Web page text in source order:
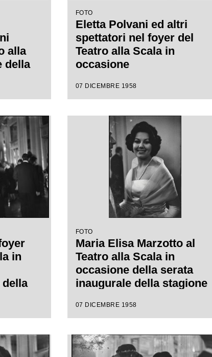
alla
della
la
FOTO
Eletta Polvani ed altri
spettatori nel foyer del
Teatro alla Scala in
occasione
stagione lirica 1958-1959
Giacomo Puccini, diretta
da Antonino Votto, con la
regia di Margherita
Wallmann
07 DICEMBRE 1958
in
di
con la
FOTO
Maria Elisa Marzotto al
Teatro alla Scala in
occasione della serata
inaugurale della stagione
l'opera "Turandot", di
da Antonino Votto con la
regia di Margherita
07 DICEMBRE 1958